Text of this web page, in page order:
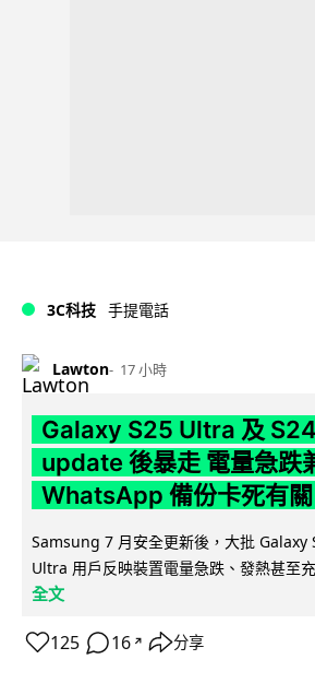
3C科技 手提電話
Lawton 17 小時
Galaxy S25 Ultra 及
update 後暴走 電量急跌
WhatsApp 備份卡死有關
Samsung 7 月安全更新後，大批 Galaxy
Ultra 用戶反映裝置電量急跌、發熱甚至
全文
125 16 ↗ 分享